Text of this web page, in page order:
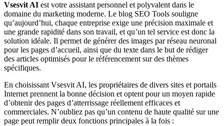
Vsesvit AI est votre assistant personnel et polyvalent dans le
domaine du marketing moderne. Le blog SEO Tools souligne
qu’aujourd’hui, chaque entreprise exige une précision maximale et
une grande rapidité dans son travail, et qu’un tel service est donc la
solution idéale. Il permet de générer des images par réseau neuronal
pour les pages d’accueil, ainsi que du texte dans le but de rédiger
des articles optimisés pour le référencement sur des thèmes
spécifiques.
En choisissant Vsesvit AI, les propriétaires de divers sites et portails
Internet prennent la bonne décision et optent pour un moyen rapide
d’obtenir des pages d’atterrissage réellement efficaces et
commerciales. N’oubliez pas qu’un contenu de haute qualité sur une
page peut remplir deux fonctions principales à la fois :